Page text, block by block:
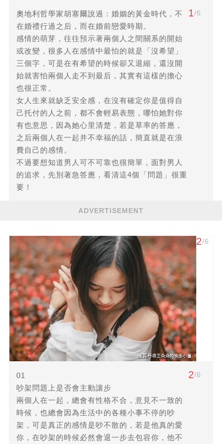
奧地利哲學家胡塞爾說過：婚姻的黃金時代，不
在婚禮行過之后，而在婚前戀愛時期。
感情的萌芽，往往預示著兩個人之間關系的開始
或改變，很多人在感情中最怕的就是「沒希望」
三個字，可是在有希望的時候卻又退縮，還沒開
始就害怕兩個人走不到最后，其實有這樣的擔心
也很正常。
女人生來就缺乏安全感，在沒有確定你是值得自
己托付的人之前，都不會輕易表態，哪怕她對你
有也意思，因為她心里清楚，若是草率的答應，
之后兩個人在一起并不幸福的話，簡直就是在浪
費自己的感情。
不過要想知道男人可不可靠也很簡單，面對男人
的追求，先別著急答應，看清這4個「問題」很重
要！
1/6
ADVERTISEMENT
2/6
01
吵架問題上是否會主動讓步
兩個人在一起，總會有性格不合，意見不一致的
時候，也總會因為生活中的各種小事不停的吵
架，可是真正的感情是吵不散的，若是他真的愛
你，在吵架的時候必然會退一步去包容你，他不
2/6